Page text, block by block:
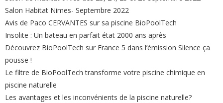
Salon Habitat Nimes- Septembre 2022
Avis de Paco CERVANTES sur sa piscine BioPoolTech
Insolite : Un bateau en parfait état 2000 ans après
Découvrez BioPoolTech sur France 5 dans l’émission Silence ça
pousse !
Le filtre de BioPoolTech transforme votre piscine chimique en
piscine naturelle
Les avantages et les inconvénients de la piscine naturelle?